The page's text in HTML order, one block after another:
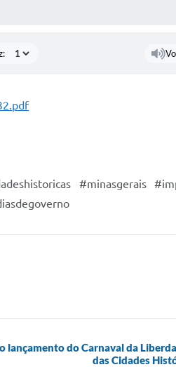
#minasgerais
lançamento do Carnaval da
das Cidades